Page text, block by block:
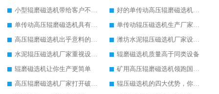
小型辊磨磁选机带给客户不一样的体验
好的单传动高压辊磨磁选机设备
单传动高压辊磨磁选机具有较高的稳定性
单传动辊压磁选机生产厂家让客户满意
高压辊磨磁选机出乎意料的好用
潍坊水泥辊压磁选机厂家设备质量领先一步
水泥辊压磁选机厂家重视设备生产
辊磨磁选机质量高于同类设备
辊磨磁选机让你生产更简单
矿用高压辊磨磁选机领跑国内市场
高压辊磨磁选机厂家打开破碎市场新模式
辊压磁选机的四大优势，你了解吗